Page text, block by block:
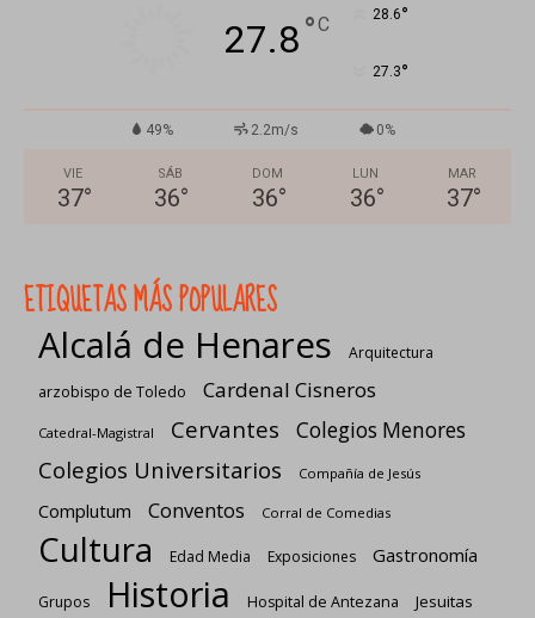
27.8°C 28.6°
27.3°
49% 2.2m/s 0%
VIE
37°
SÁB
36°
DOM
36°
LUN
36°
MAR
37°
ETIQUETAS MÁS POPULARES
Alcalá de Henares
Arquitectura
arzobispo de Toledo
Cardenal Cisneros
Catedral-Magistral Cervantes Colegios Menores
Colegios Universitarios Compañía de Jesús
Complutum Conventos Corral de Comedias
Cultura Edad Media Exposiciones Gastronomía
Grupos Historia Hospital de Antezana Jesuitas